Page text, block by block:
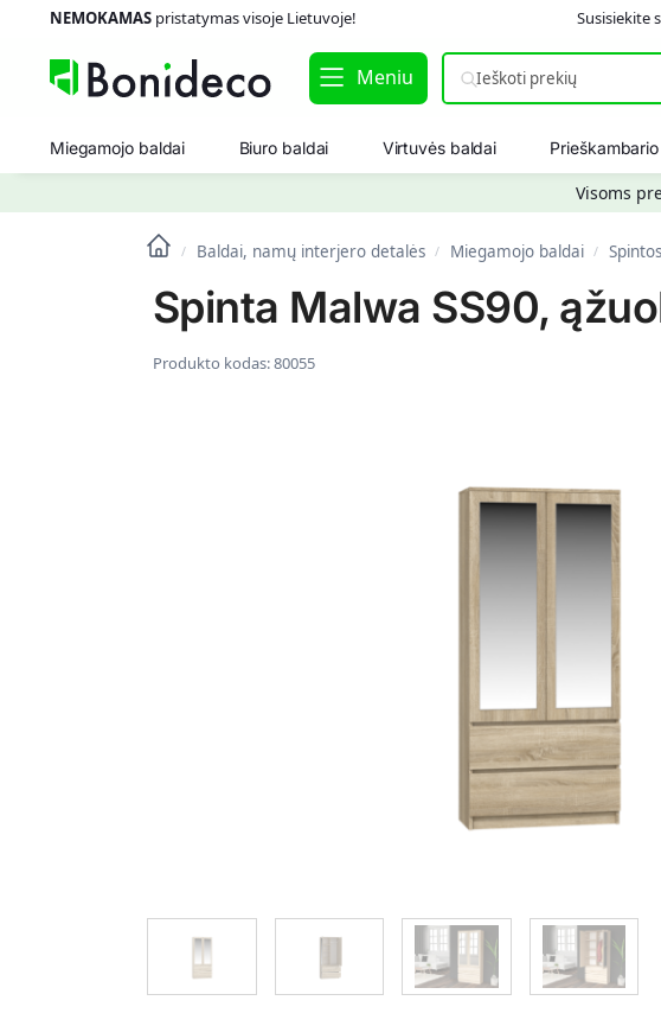
NEMOKAMASpristatymas visoje Lietuvoje! Susisiekite
Meniu
Miegamojo baldai Biuro baldai Virtuvės baldai
Visoms
/ Baldai, namų interjero detalės / Miegamojo baldai / Spintos
Spinta Malwa SS90,
Produkto kodas:80055